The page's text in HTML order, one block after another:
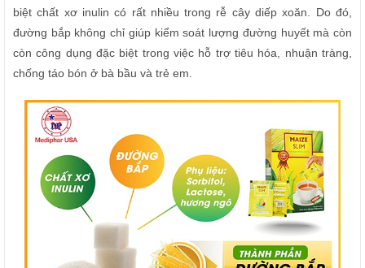
biệt chất xơ inulin có rất nhiều trong rễ cây diếp xoăn. Do đó,
đường bắp không chỉ giúp kiểm soát lượng đường huyết mà còn
còn công dụng đặc biệt trong việc hỗ trợ tiêu hóa, nhuận tràng,
chống táo bón ở bà bầu và trẻ em.